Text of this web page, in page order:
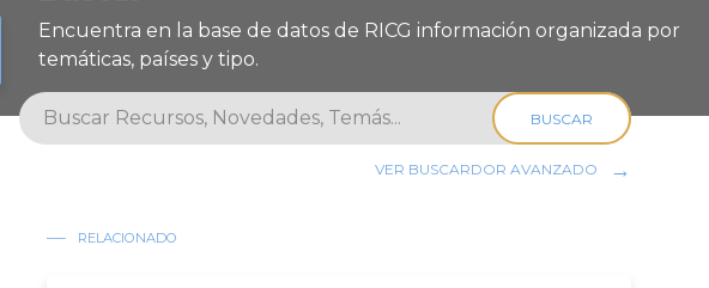
Encuentra en la base de datos de RICG información organizada por
temáticas, países y tipo.
BUSCAR
VER BUSCARDOR AVANZADO
RELACIONADO